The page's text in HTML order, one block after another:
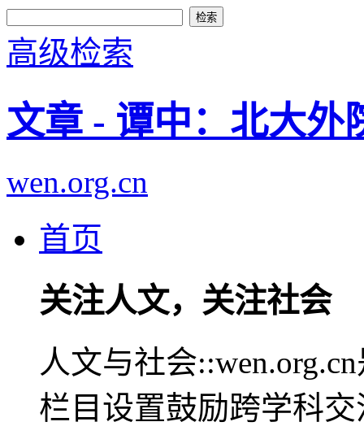
高级检索
文章 - 谭中：北大外
wen.org.cn
首页
关注人文，关注社会
人文与社会
栏目设置鼓励跨学科